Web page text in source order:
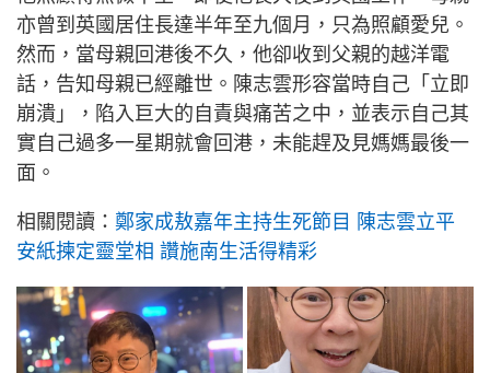
亦曾到英國居住長達半年至九個月，只為照顧愛兒。
然而，當母親回港後不久，他卻收到父親的越洋電
話，告知母親已經離世。陳志雲形容當時自己「立即
崩潰」，陷入巨大的自責與痛苦之中，並表示自己其
實自己過多一星期就會回港，未能趕及見媽媽最後一
面。
相關閱讀： 鄭家成敖嘉年主持生死節目 陳志雲立平
安紙揀定靈堂相 讚施南生活得精彩